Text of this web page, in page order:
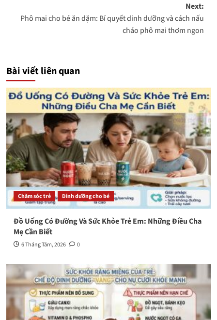
Next:
Phô mai cho bé ăn dặm: Bí quyết dinh dưỡng và cách nấu
cháo phô mai thơm ngon
Bài viết liên quan
Chăm sóc trẻ Dinh dưỡng cho bé
Đồ Uống Có Đường Và Sức Khỏe Trẻ Em: Những Điều Cha
Mẹ Cần Biết
6 Tháng Tám, 2026 0